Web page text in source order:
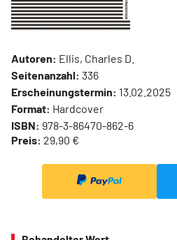
Autoren: Ellis, Charles D.
Seitenanzahl: 336
Erscheinungstermin: 13.02.2025
Format: Hardcover
ISBN: 978-3-86470-862-6
Preis: 29,90 €